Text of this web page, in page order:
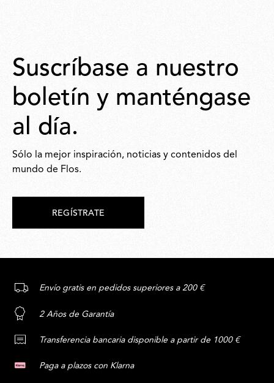
Suscríbase a nuestro
boletín y manténgase
al día.
Sólo la mejor inspiración, noticias y contenidos del
mundo de Flos.
REGÍSTRATE
Envío gratis en pedidos superiores a 200 €
2 Años de Garantía
Transferencia bancaria disponible a partir de 1000 €
Paga a plazos con Klarna